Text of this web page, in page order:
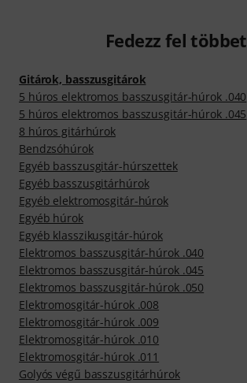
Fedezz fel többet
Gitárok, basszusgitárok
5 húros elektromos basszusgitár-húrok .040
5 húros elektromos basszusgitár-húrok .045
8 húros gitárhúrok
Bendzsóhúrok
Egyéb basszusgitár-húrszettek
Egyéb basszusgitárhúrok
Egyéb elektromosgitár-húrok
Egyéb húrok
Egyéb klasszikusgitár-húrok
Elektromos basszusgitár-húrok .040
Elektromos basszusgitár-húrok .045
Elektromos basszusgitár-húrok .050
Elektromosgitár-húrok .008
Elektromosgitár-húrok .009
Elektromosgitár-húrok .010
Elektromosgitár-húrok .011
Golyós végű basszusgitárhúrok